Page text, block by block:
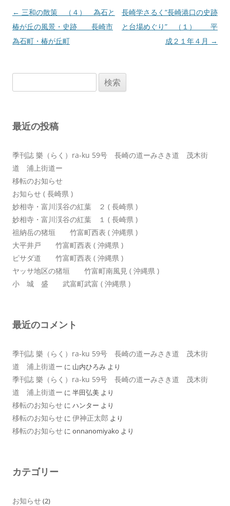
投
稿
ナ
ン
← 三和の散策 （４） 為石と
椿が丘の風景・史跡 長崎市
為石町・椿が丘町
長崎学さるく“長崎港口の史跡
と台場めぐり” （１） 平
成２１年４月 →
索:
最近の投稿
季刊誌 樂（らく）ra-ku 59号 長崎の道ーみさき道 茂木街
道 浦上街道ー
移転のお知らせ
お知らせ ( 長崎県 )
妙相寺・富川渓谷の紅葉 ２ ( 長崎県 )
妙相寺・富川渓谷の紅葉 １ ( 長崎県 )
祖納岳の猪垣 竹富町西表 ( 沖縄県 )
大平井戸 竹富町西表 ( 沖縄県 )
ピサダ道 竹富町西表 ( 沖縄県 )
ヤッサ地区の猪垣 竹富町南風見 ( 沖縄県 )
小 城 盛 武富町武富 ( 沖縄県 )
最近のコメント
季刊誌 樂（らく）ra-ku 59号 長崎の道ーみさき道 茂木街
道 浦上街道ー に 山内ひろみ より
季刊誌 樂（らく）ra-ku 59号 長崎の道ーみさき道 茂木街
道 浦上街道ー に 半田弘美 より
移転のお知らせ に ハンター より
移転のお知らせ に 伊神正太郎 より
移転のお知らせ に onnanomiyako より
カテゴリー
お知らせ(2)